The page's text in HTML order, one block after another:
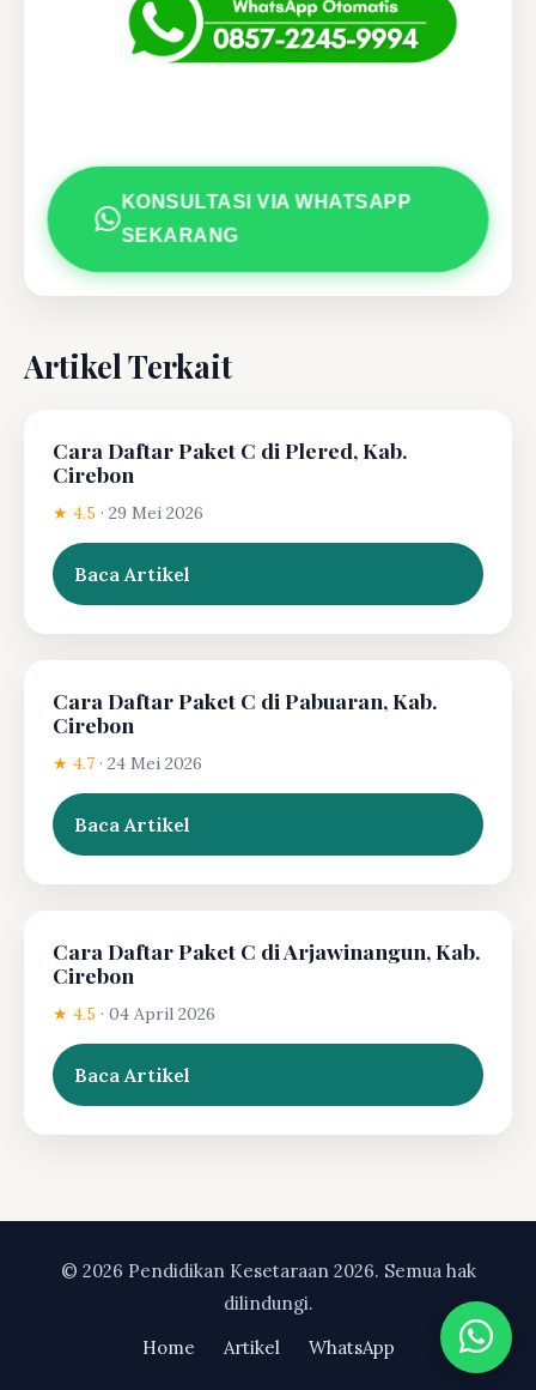
KONSULTASI VIA WHATSAPP
SEKARANG
Artikel Terkait
Cara Daftar Paket C di Plered, Kab.
Cirebon
★ 4.5 · 29 Mei 2026
Baca Artikel
Cara Daftar Paket C di Pabuaran, Kab.
Cirebon
★ 4.7 · 24 Mei 2026
Baca Artikel
Cara Daftar Paket C di Arjawinangun, Kab.
Cirebon
★ 4.5 · 04 April 2026
Baca Artikel
© 2026 Pendidikan Kesetaraan 2026. Semua hak
dilindungi.
Home
Artikel WhatsApp